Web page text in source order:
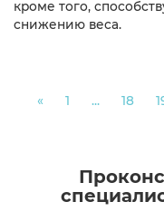
кроме того,
снижению веса.
«Previous
1 ... 18